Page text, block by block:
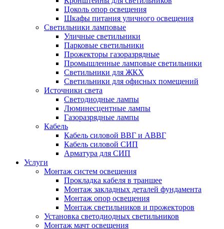
Цоколь опор освещения
Шкафы питания уличного освещения
Светильники ламповые
Уличные светильники
Парковые светильники
Прожекторы газоразрядные
Промышленные ламповые светильники
Светильники для ЖКХ
Светильники для офисных помещений
Источники света
Светодиодные лампы
Люминесцентные лампы
Газоразрядные лампы
Кабель
Кабель силовой ВВГ и АВВГ
Кабель силовой СИП
Арматура для СИП
Услуги
Монтаж систем освещения
Прокладка кабеля в траншее
Монтаж закладных деталей фундамента
Монтаж опор освещения
Монтаж светильников и прожекторов
Установка светодиодных светильников
Монтаж мачт освещения